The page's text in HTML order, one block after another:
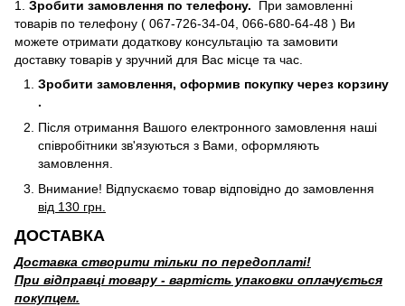
1. Зробити замовлення по телефону. При замовленні
товарів по телефону ( 067-726-34-04, 066-680-64-48 ) Ви
можете отримати додаткову консультацію та замовити
доставку товарів у зручний для Вас місце та час.
Зробити замовлення, оформив покупку через корзину
.
Після отримання Вашого електронного замовлення наші
співробітники зв'язуються з Вами, оформляють
замовлення.
Внимание! Відпускаємо товар відповідно до замовлення
від 130 грн.
ДОСТАВКА
Доставка створити тільки по передоплаті!
При відправці товару - вартість упаковки оплачується
покупцем.